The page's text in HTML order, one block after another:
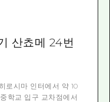
산쵸메 24번
로시마 인터에서 약 10
학교 입구 교차점에서